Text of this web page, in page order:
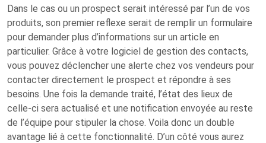
Dans le cas ou un prospect serait intéressé par l’un de vos
produits, son premier reflexe serait de remplir un formulaire
pour demander plus d’informations sur un article en
particulier. Grâce à votre logiciel de gestion des contacts,
vous pouvez déclencher une alerte chez vos vendeurs pour
contacter directement le prospect et répondre à ses
besoins. Une fois la demande traité, l’état des lieux de
celle-ci sera actualisé et une notification envoyée au reste
de l’équipe pour stipuler la chose. Voila donc un double
avantage lié à cette fonctionnalité. D’un côté vous aurez